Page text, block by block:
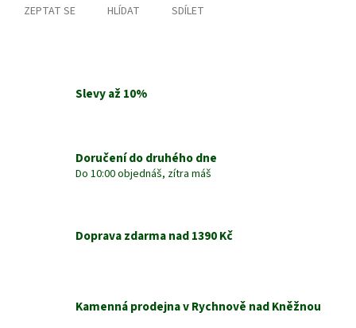
ZEPTAT SE HLÍDAT SDÍLET
Slevy až 10%
Doručení do druhého dne
Do 10:00 objednáš, zítra máš
Doprava zdarma nad 1390 Kč
Kamenná prodejna v Rychnově nad Kněžnou